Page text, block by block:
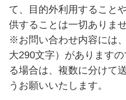
て、目的外利用すること
供することは一切ありませ
※お問い合わせ内容には
大290文字）があります
る場合は、複数に分けて
うお願いいたします。